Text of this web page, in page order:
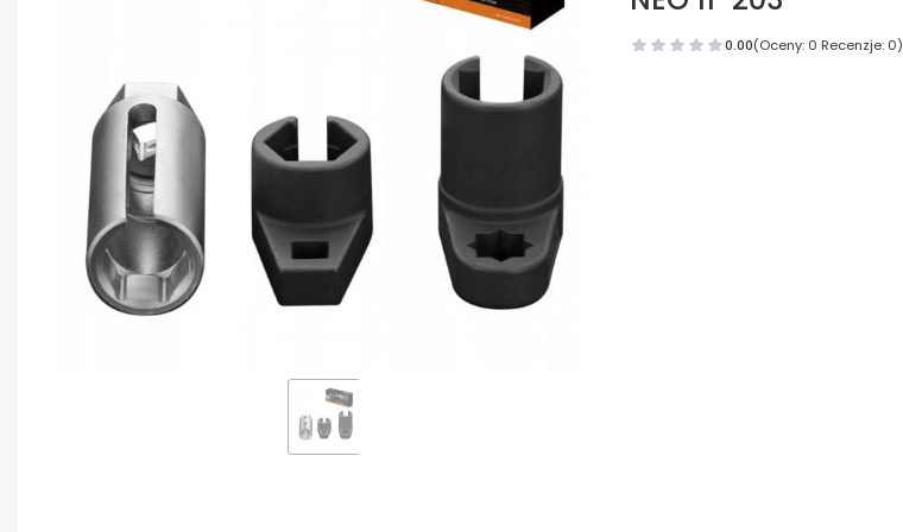
0.00(Oceny: 0 Recenzje: 0)